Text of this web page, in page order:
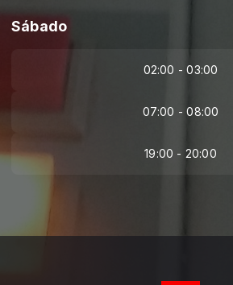
Sábado
02:00 - 03:00
07:00 - 08:00
19:00 - 20:00